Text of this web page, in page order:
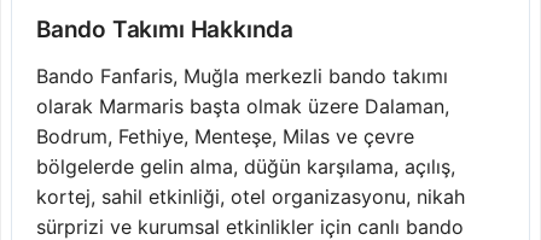
Bando Takımı Hakkında
Bando Fanfaris, Muğla merkezli bando takımı
olarak Marmaris başta olmak üzere Dalaman,
Bodrum, Fethiye, Menteşe, Milas ve çevre
bölgelerde gelin alma, düğün karşılama, açılış,
kortej, sahil etkinliği, otel organizasyonu, nikah
sürprizi ve kurumsal etkinlikler için canlı bando